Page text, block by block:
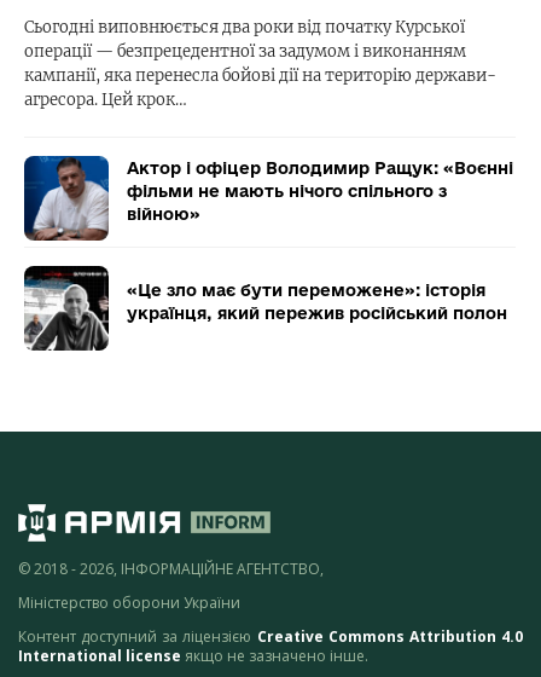
Сьогодні виповнюється два роки від початку Курської
операції — безпрецедентної за задумом і виконанням
кампанії, яка перенесла бойові дії на територію держави-
агресора. Цей крок…
Актор і офіцер Володимир Ращук: «Воєнні
фільми не мають нічого спільного з
війною»
«Це зло має бути переможене»: історія
українця, який пережив російський полон
© 2018 - 2026, ІНФОРМАЦІЙНЕ АГЕНТСТВО,
Міністерство оборони України
Контент доступний за ліцензією Creative Commons Attribution 4.0
International license якщо не зазначено інше.